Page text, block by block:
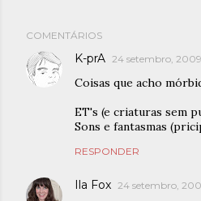
COMENTÁRIOS
K-prA 24 setembro,
Coisas que acho
ET's (e criaturas sem
Sons e fantasmas
RESPONDER
Ila Fox 24 setembro,